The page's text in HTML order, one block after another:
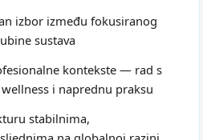
izbor između fokusiranog
sustava
kontekste — rad s
i naprednu praksu
stabilnima,